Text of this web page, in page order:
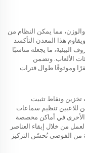
والوزن، مما يمكن النظام من
هذا المعدن التأكسد
ما يجعله مناسبًا
الألعاب. وتضمن
وموثوقًا طوال فترات
تخزين ونقاط تثبيت
للاعبين تنظيم سماعات
الأخرى في أماكن مخصصة
من خلال إبقاء العناصر
من الفوضى تُحسّن التركيز